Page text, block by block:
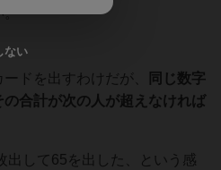
。
ドを出すわけだが、
同じ数字
合計が次の人が超えなければ
出して65を出した、という感
ない